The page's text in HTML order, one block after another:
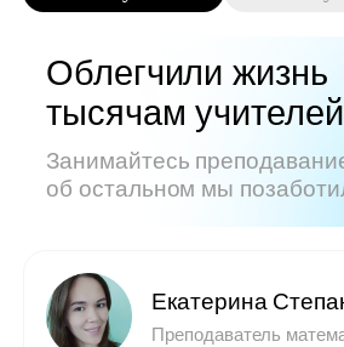
Часто задаваемые
вопросы